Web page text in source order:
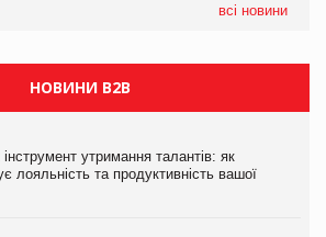
всі новини
«Хто б знав» про асортимент,
НОВИНИ B2B
інструмент утримання талантів: як
лояльність та продуктивність вашої